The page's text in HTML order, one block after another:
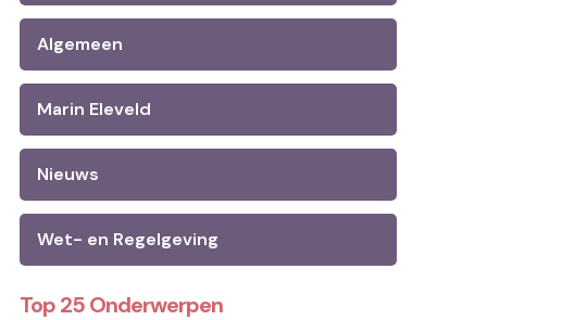
Algemeen
Marin Eleveld
Nieuws
Wet- en Regelgeving
Top 25 Onderwerpen